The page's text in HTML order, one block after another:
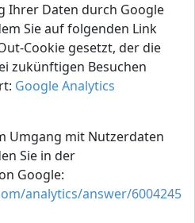
Ihrer Daten durch Google
Sie auf folgenden Link
Cookie gesetzt, der die
zukünftigen Besuchen
Google Analytics
Umgang mit Nutzerdaten
Sie in der
Google:
analytics/answer/6004245